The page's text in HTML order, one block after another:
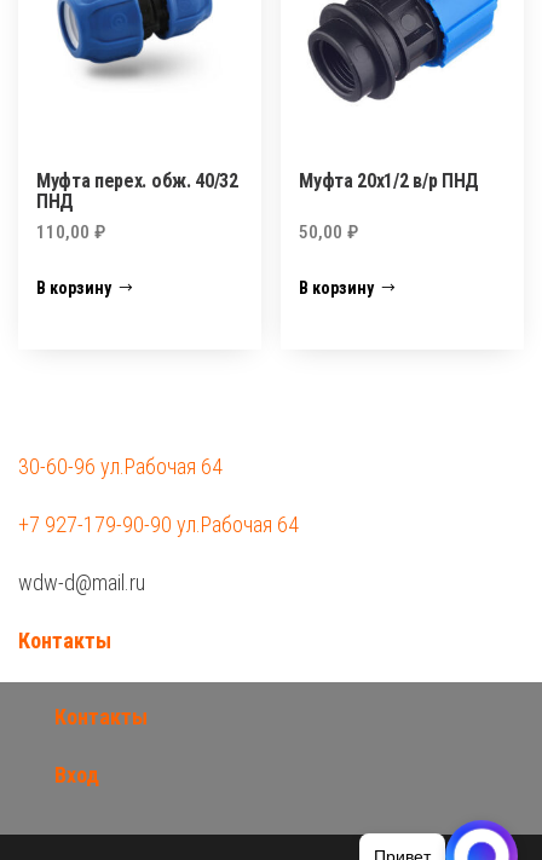
Муфта перех. обж. 40/32
ПНД
110,00 ₽
В корзину
Муфта 20х1/2 в/р ПНД
50,00₽
В корзину
30-60-96 ул.Рабочая 64
+7 927-179-90-90 ул.Рабочая 64
wdw-d@mail.ru
Контакты
Контакты
Вход